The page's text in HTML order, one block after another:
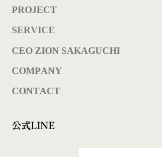
PROJECT
SERVICE
CEO ZION SAKAGUCHI
COMPANY
CONTACT
公式LINE